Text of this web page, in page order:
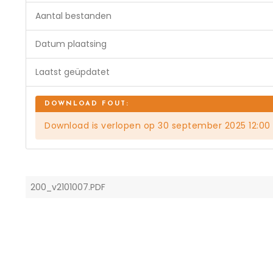
Aantal bestanden
Datum plaatsing
Laatst geüpdatet
Download is verlopen op 30 september 2025 12:00
200_v2101007.PDF